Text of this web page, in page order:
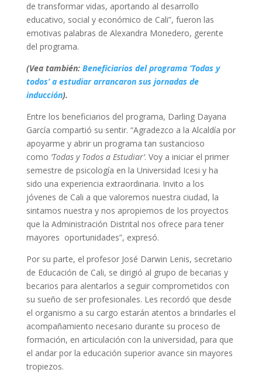
de transformar vidas, aportando al desarrollo
educativo, social y económico de Cali”, fueron las
emotivas palabras de Alexandra Monedero, gerente
del programa.
(Vea también: Beneficiarios del programa ‘Todas y
todos’ a estudiar arrancaron sus jornadas de
inducción).
Entre los beneficiarios del programa, Darling Dayana
García compartió su sentir. “Agradezco a la Alcaldía por
apoyarme y abrir un programa tan sustancioso
como ‘Todas y Todos a Estudiar’. Voy a iniciar el primer
semestre de psicología en la Universidad Icesi y ha
sido una experiencia extraordinaria. Invito a los
jóvenes de Cali a que valoremos nuestra ciudad, la
sintamos nuestra y nos apropiemos de los proyectos
que la Administración Distrital nos ofrece para tener
mayores oportunidades”, expresó.
Por su parte, el profesor José Darwin Lenis, secretario
de Educación de Cali, se dirigió al grupo de becarias y
becarios para alentarlos a seguir comprometidos con
su sueño de ser profesionales. Les recordó que desde
el organismo a su cargo estarán atentos a brindarles el
acompañamiento necesario durante su proceso de
formación, en articulación con la universidad, para que
el andar por la educación superior avance sin mayores
tropiezos.